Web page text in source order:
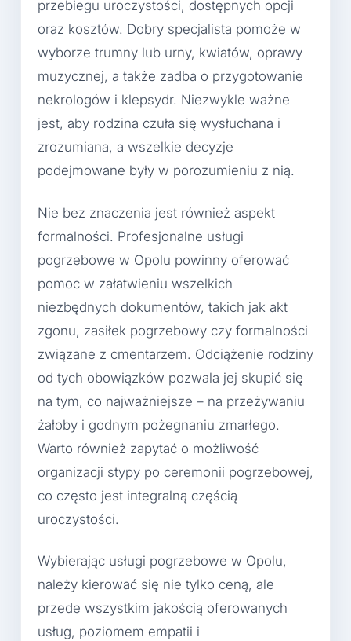
przebiegu uroczystości, dostępnych opcji
oraz kosztów. Dobry specjalista pomoże w
wyborze trumny lub urny, kwiatów, oprawy
muzycznej, a także zadba o przygotowanie
nekrologów i klepsydr. Niezwykle ważne
jest, aby rodzina czuła się wysłuchana i
zrozumiana, a wszelkie decyzje
podejmowane były w porozumieniu z nią.
Nie bez znaczenia jest również aspekt
formalności. Profesjonalne usługi
pogrzebowe w Opolu powinny oferować
pomoc w załatwieniu wszelkich
niezbędnych dokumentów, takich jak akt
zgonu, zasiłek pogrzebowy czy formalności
związane z cmentarzem. Odciążenie rodziny
od tych obowiązków pozwala jej skupić się
na tym, co najważniejsze – na przeżywaniu
żałoby i godnym pożegnaniu zmarłego.
Warto również zapytać o możliwość
organizacji stypy po ceremonii pogrzebowej,
co często jest integralną częścią
uroczystości.
Wybierając usługi pogrzebowe w Opolu,
należy kierować się nie tylko ceną, ale
przede wszystkim jakością oferowanych
usług, poziomem empatii i